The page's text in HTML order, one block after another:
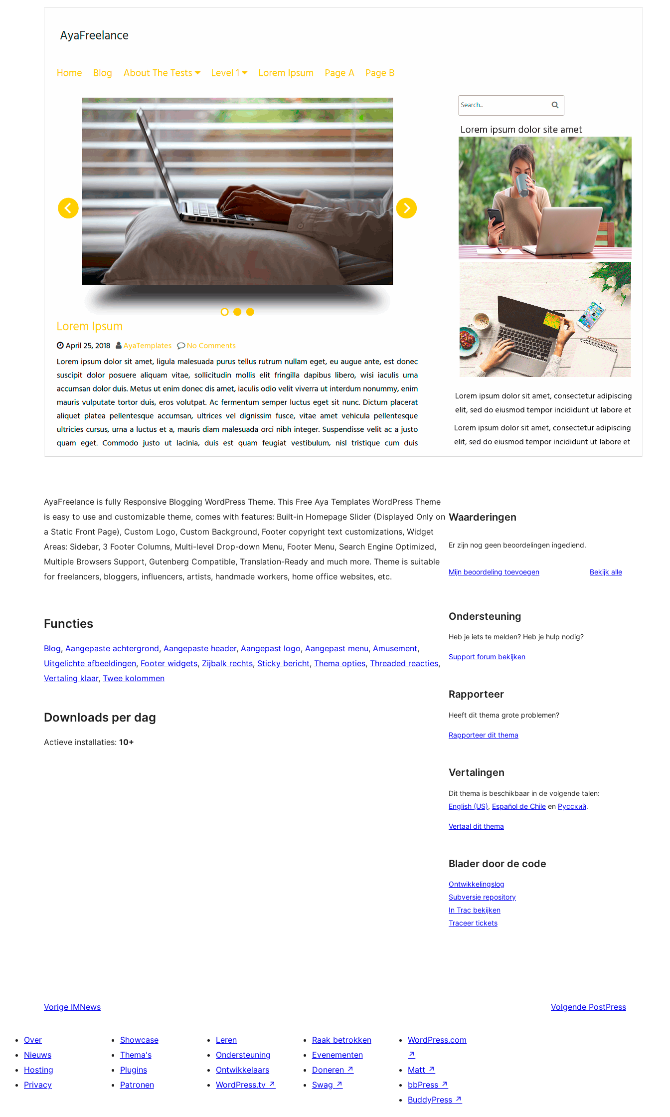
Thema homepage
AyaFreelance is fully Responsive Blogging WordPress Theme. This Free Aya Templates WordPress Theme
is easy to use and customizable theme, comes with features: Built-in Homepage Slider (Displayed Only on
a Static Front Page), Custom Logo, Custom Background, Footer copyright text customizations, Widget
Areas: Sidebar, 3 Footer Columns, Multi-level Drop-down Menu, Footer Menu, Search Engine Optimized,
Multiple Browsers Support, Gutenberg Compatible, Translation-Ready and much more. Theme is suitable
for freelancers, bloggers, influencers, artists, handmade workers, home office websites, etc.
Functies
Blog, Aangepaste achtergrond, Aangepaste header, Aangepast logo, Aangepast menu, Amusement
Uitgelichte afbeeldingen, Footer widgets, Zijbalk rechts, Sticky bericht, Thema opties, Threaded reacties
Vertaling klaar, Twee kolommen
Downloads per dag
Actieve installaties: 10+
Waarderingen
Er zijn nog geen beoordelingen ingediend.
Mijn beoordeling toevoegen Bekijk allebeoordelingen
Ondersteuning
Heb je iets te melden? Heb je hulp nodig?
Support forum bekijken
Rapporteer
Heeft dit thema grote problemen?
Rapporteer dit thema
Vertalingen
Dit thema is beschikbaar in de volgende talen:
English (US), Español de Chile en Русский.
Vertaal dit thema
Blader door de code
Ontwikkelingslog
Subversie repository
In Trac bekijken
Traceer tickets
Vorige IMNews Volgende PostPress
Over
Nieuws
Hosting
Privacy
Showcase
Thema's
Plugins
Patronen
Leren
Ondersteuning
Ontwikkelaars
WordPress.tv ↗
Raak betrokken
Evenementen
Doneren ↗
Swag ↗
WordPress.com
↗
Matt ↗
bbPress ↗
BuddyPress ↗